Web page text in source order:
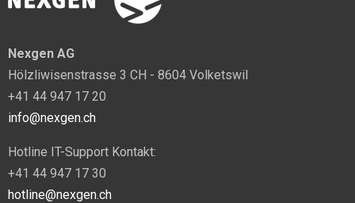
Nexgen AG
Hölzliwisenstrasse 3 CH - 8604 Volketswil
+41 44 947 17 20
info@nexgen.ch
Hotline IT-Support Kontakt:
+41 44 947 17 30
hotline@nexgen.ch